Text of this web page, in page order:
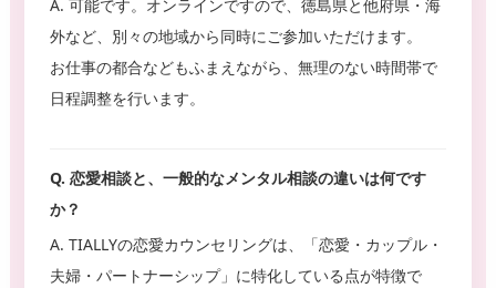
A. 可能です。オンラインですので、徳島県と他府県・海
外など、別々の地域から同時にご参加いただけます。
お仕事の都合などもふまえながら、無理のない時間帯で
日程調整を行います。
Q. 恋愛相談と、一般的なメンタル相談の違いは何です
か？
A. TIALLYの恋愛カウンセリングは、「恋愛・カップル・
夫婦・パートナーシップ」に特化している点が特徴で